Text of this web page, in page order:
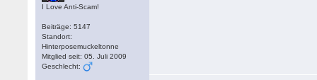
I Love Anti-Scam!
Beiträge: 5147
Standort:
Hinterposemuckeltonne
Mitglied seit: 05. Juli 2009
Geschlecht: